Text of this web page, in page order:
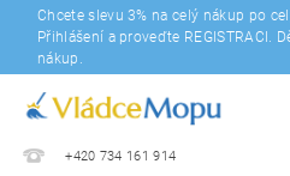
Chcete slevu 3% na celý nákup po
Přihlášení a proveďte REGISTRACI.
nákup.
+420 734 161 914